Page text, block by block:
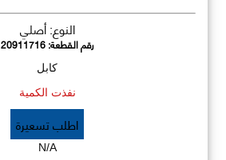
النوع: أصلي
رقم القطعة:20911716
كابل
نفذت الكمية
اطلب تسعيرة
N/A